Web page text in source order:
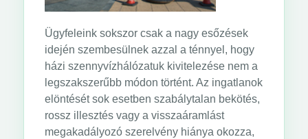
Ügyfeleink sokszor csak a nagy esőzések
idején szembesülnek azzal a ténnyel, hogy
házi szennyvízhálózatuk kivitelezése nem a
legszakszerűbb módon történt. Az ingatlanok
elöntését sok esetben szabálytalan bekötés,
rossz illesztés vagy a visszaáramlást
megakadályozó szerelvény hiánya okozza,